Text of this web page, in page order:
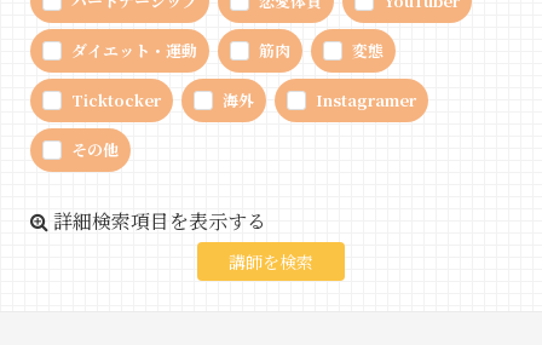
ダイエット・運動 筋肉 変態
Ticktocker 海外 Instagramer
その他
詳細検索項目を表示する